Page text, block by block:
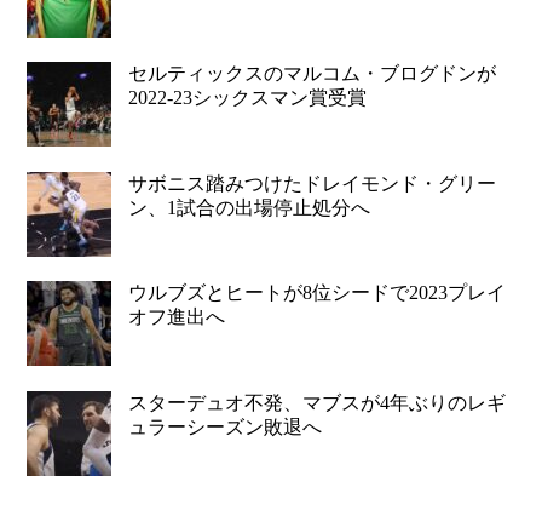
セルティックスのマルコム・ブログドンが
2022-23シックスマン賞受賞
サボニス踏みつけたドレイモンド・グリー
ン、1試合の出場停止処分へ
ウルブズとヒートが8位シードで2023プレイ
オフ進出へ
スターデュオ不発、マブスが4年ぶりのレギ
ュラーシーズン敗退へ